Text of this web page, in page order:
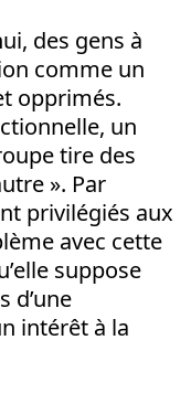
des gens à
comme un
opprimés.
un
tire des
». Par
privilégiés aux
avec cette
suppose
d’une
intérêt à la